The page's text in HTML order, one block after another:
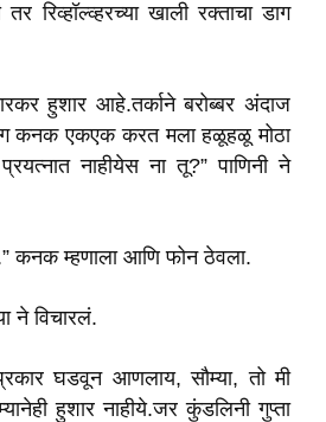
रिव्हॉल्व्हरच्या खाली रक्ताचा डाग
हुशार आहे.तर्काने बरोब्बर अंदाज
कनक एकएक करत मला हळूहळू मोठा
नाहीयेस ना तू?” पाणिनी ने
कनक म्हणाला आणि फोन ठेवला.
ने विचारलं.
घडवून आणलाय, सौम्या, तो मी
हुशार नाहीये.जरकुंडलिनी गुप्ता